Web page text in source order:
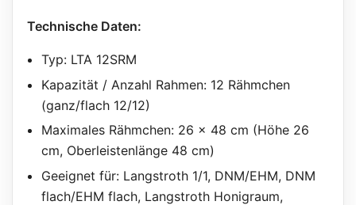
Technische Daten:
Typ: LTA 12SRM
Kapazität / Anzahl Rahmen: 12 Rähmchen
(ganz/flach 12/12)
Maximales Rähmchen: 26 x 48 cm (Höhe 26
cm, Oberleistenlänge 48 cm)
Geeignet für: Langstroth 1/1, DNM/EHM, DNM
flach/EHM flach, Langstroth Honigraum,